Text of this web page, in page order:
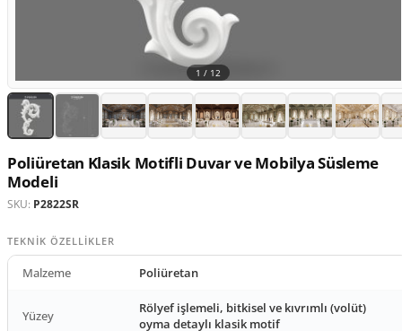
1 / 12
Poliüretan Klasik Motifli Duvar ve Mobilya Süsleme
Modeli
SKU: P2822SR
TEKNIK ÖZELLIKLER
Malzeme Poliüretan
Yüzey
Rölyef işlemeli, bitkisel ve kıvrımlı (volüt)
oyma detaylı klasik motif